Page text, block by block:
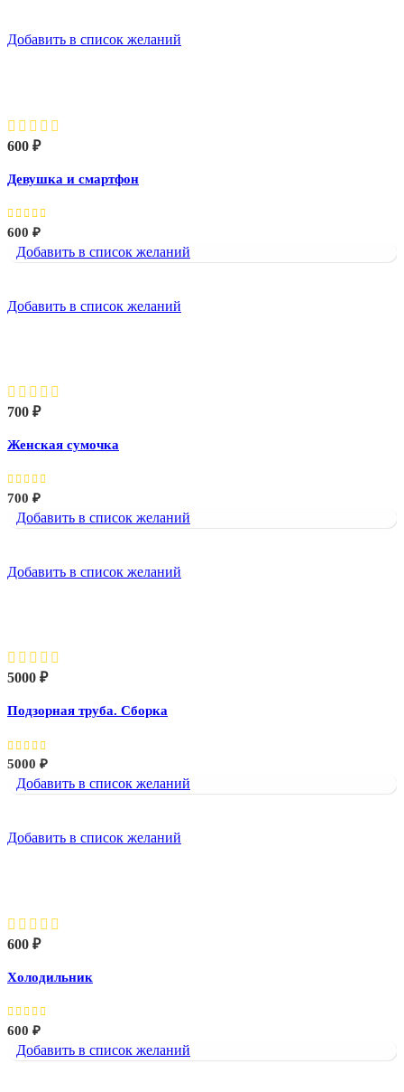
Добавить в список желаний
600 ₽
Девушка и смартфон
600 ₽
Добавить в список желаний
Добавить в список желаний
700 ₽
Женская сумочка
700 ₽
Добавить в список желаний
Добавить в список желаний
5000 ₽
Подзорная труба. Сборка
5000 ₽
Добавить в список желаний
Добавить в список желаний
600 ₽
Холодильник
600 ₽
Добавить в список желаний